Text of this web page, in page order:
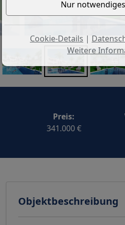
Preis:
341.000 €
Objektbeschreibung
Cookie-Details |
Weitere